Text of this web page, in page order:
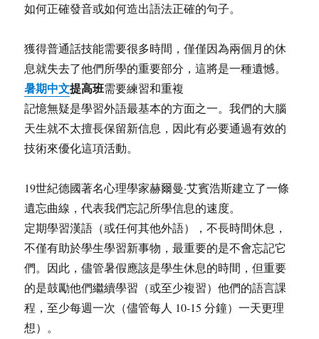
如何正確發音或如何造出語法正確的句子。
獲得普通話技能需要很多時間，僅僅因為兩個月的休
息就失去了他們所學的重要部分，這將是一種遺憾。
暑期中文提高班需要練習和重複
記憶無疑是學習外語最基本的方面之一。我們的大腦
天生就不太擅長保留新信息，因此有必要通過有效的
技術來優化這項活動。
19世紀德國著名心理學家赫爾曼·艾賓浩斯建立了一條
遺忘曲線，代表我們忘記所學信息的速度。
定期學習漢語（或任何其他外語），不長時間休息，
不僅有助於學生學習新事物，最重要的是不會忘記它
們。因此，儘管暑假應該是學生休息的時間，但重要
的是鼓勵他們繼續學習（或至少複習）他們的語言課
程，至少每週一次（儘管每人 10-15 分鐘）一天更理
想）。